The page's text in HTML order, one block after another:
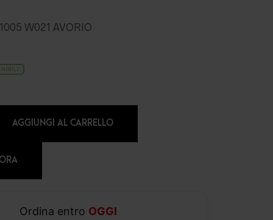
W021 AVORIO
AGGIUNGI AL CARRELLO
Ordina entro OGGI